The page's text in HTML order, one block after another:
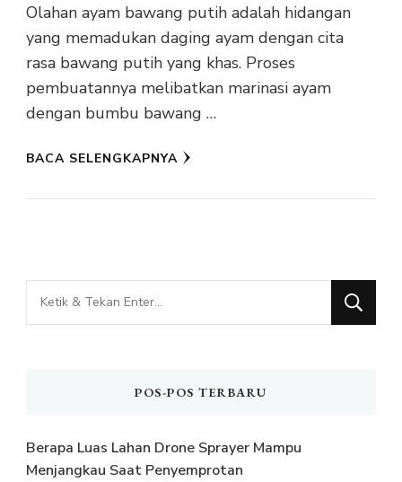
Olahan ayam bawang putih adalah hidangan
yang memadukan daging ayam dengan cita
rasa bawang putih yang khas. Proses
pembuatannya melibatkan marinasi ayam
dengan bumbu bawang …
BACA SELENGKAPNYA
Mencari
Sesuatu?
POS-POS TERBARU
Berapa Luas Lahan Drone Sprayer Mampu
Menjangkau Saat Penyemprotan